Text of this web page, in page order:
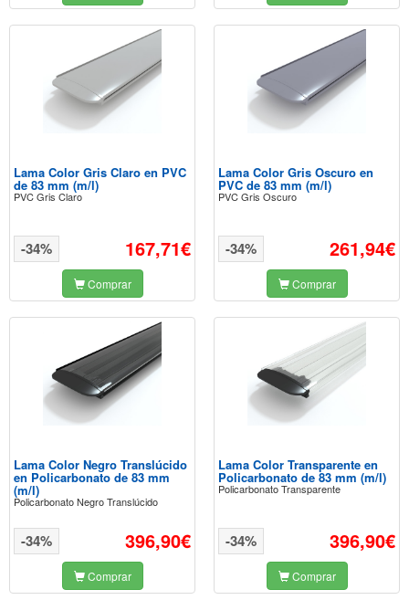
Lama Color Gris Claro en PVC
de 83 mm (m/l)
PVC Gris Claro
167,71€
-34%
Comprar
Lama Color Gris Oscuro en
PVC de 83 mm (m/l)
PVC Gris Oscuro
261,94€
-34%
Comprar
Lama Color Negro Translúcido
en Policarbonato de 83 mm
(m/l)
Policarbonato Negro Translúcido
396,90€
-34%
Comprar
Lama Color Transparente en
Policarbonato de 83 mm (m/l)
Policarbonato Transparente
396,90€
-34%
Comprar